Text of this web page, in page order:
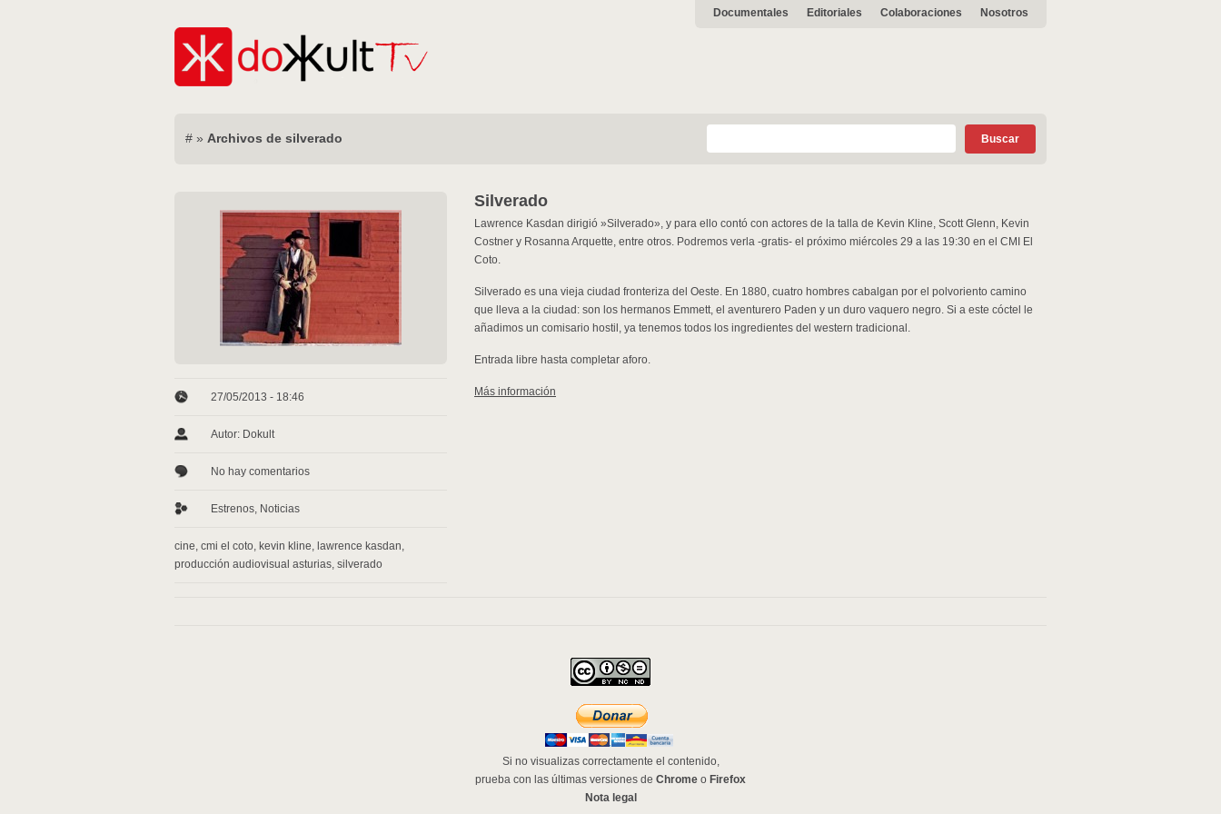
Documentales Editoriales Colaboraciones Nosotros
# » Archivos de silverado
27/05/2013 - 18:46
Autor: Dokult
No hay comentarios
Estrenos, Noticias
cine, cmi el coto, kevin kline, lawrence kasdan,
producción audiovisual asturias, silverado
Silverado
Lawrence Kasdan dirigió »Silverado», y para ello contó con actores de la talla de Kevin Kline, Scott Glenn, Kevin
Costner y Rosanna Arquette, entre otros. Podremos verla -gratis- el próximo miércoles 29 a las 19:30 en el CMI El
Coto.
Silverado es una vieja ciudad fronteriza del Oeste. En 1880, cuatro hombres cabalgan por el polvoriento camino
que lleva a la ciudad: son los hermanos Emmett, el aventurero Paden y un duro vaquero negro. Si a este cóctel le
añadimos un comisario hostil, ya tenemos todos los ingredientes del western tradicional.
Entrada libre hasta completar aforo.
Más información
Si no visualizas correctamente el contenido,
prueba con las últimas versiones de Chrome o Firefox
Nota legal